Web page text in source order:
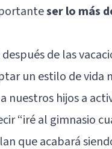
ser lo más
de las
un estilo de vida
nuestros hijos a
“iré al gimnasio
que acabará